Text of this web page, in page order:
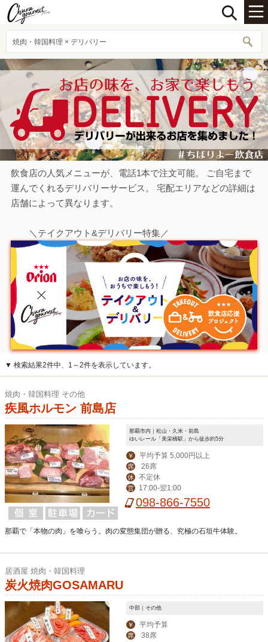
焼肉・韓国料理 × デリバリー
飲食店の人気メニューが、電話1本で注文可能。 ご自宅まで
運んでくれるデリバリーサービス。 宅配エリアなどの詳細は
店舗によって異なります。
＼テイクアウト&デリバリー特集／
▼ 検索結果2件中、1～2件を表示しています。
焼肉・韓国料理 その他
疾風ホルモン 前島店
那覇市内｜松山・久米・前島
ゆいレール「美栄橋駅」から徒歩約5分
￥ 平均予算 5,000円以上
席 26席
休 不定休
営 17:00-翌1:00
098-866-7550
那覇で「本物の肉」を喰らう。肉の変態集団が贈る、究極の石垣牛体験。
居酒屋 焼肉・韓国料理
炭火焼肉GOSAMARU
中部｜その他
￥ 平均予算
席 38席